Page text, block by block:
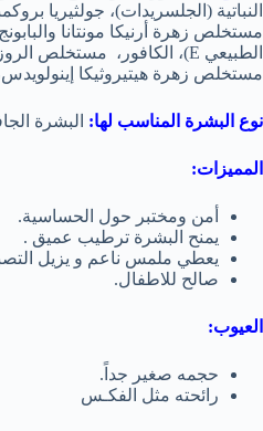
مستخلص زهرة أرنيكا مونتانا
الطبيعي E)، الكافور، مستخلص الروزماري،
مستخلص زهرة هيتيروثيكا إينولويدس،
نوع البشرة المناسب لها: البشرة
المميزات:
أمن ومختبر حول الحساسية.
يمنح البشرة ترطيب عميق .
يعطي ملمس ناعم و يزيل
صالح للاطفال.
العيوب:
حجمه صغير جداً.
رائحته مثل الفكـس